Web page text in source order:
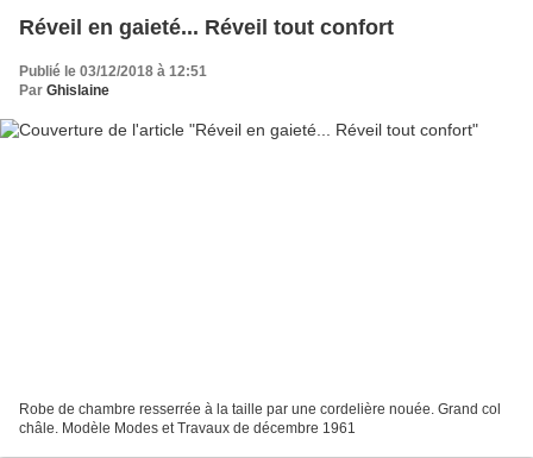
Réveil en gaieté... Réveil tout confort
Publié le 03/12/2018 à 12:51
Par Ghislaine
Robe de chambre resserrée à la taille par une cordelière nouée. Grand col
châle. Modèle Modes et Travaux de décembre 1961